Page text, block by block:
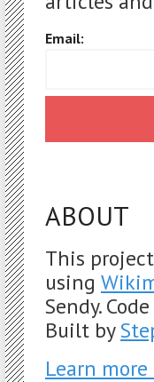
Email:
ABOUT
This
using
Sendy.
Built by
Learn